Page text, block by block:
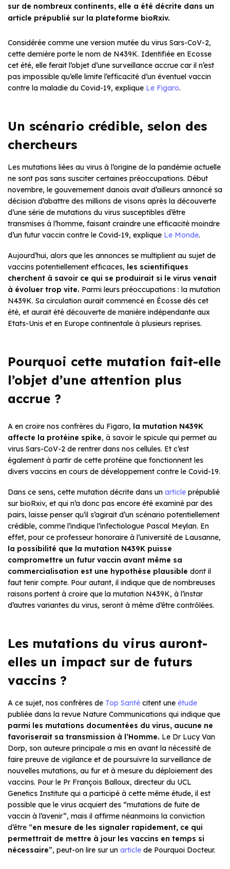
sur de nombreux continents, elle a été décrite dans un
article prépublié sur la plateforme bioRxiv.
Considérée comme une version mutée du virus Sars-CoV-2,
cette dernière porte le nom de N439K. Identifiée en Ecosse
cet été, elle ferait l’objet d’une surveillance accrue car il n’est
pas impossible qu’elle limite l’efficacité d’un éventuel vaccin
contre la maladie du Covid-19, explique Le Figaro.
Un scénario crédible, selon des
chercheurs
Les mutations liées au virus à l’origine de la pandémie actuelle
ne sont pas sans susciter certaines préoccupations. Début
novembre, le gouvernement danois avait d’ailleurs annoncé sa
décision d’abattre des millions de visons après la découverte
d’une série de mutations du virus susceptibles d’être
transmises à l’homme, faisant craindre une efficacité moindre
d’un futur vaccin contre le Covid-19, explique Le Monde.
Aujourd’hui, alors que les annonces se multiplient au sujet de
vaccins potentiellement efficaces, les scientifiques
cherchent à savoir ce qui se produirait si le virus venait
à évoluer trop vite. Parmi leurs préoccupations : la mutation
N439K. Sa circulation aurait commencé en Écosse dès cet
été, et aurait été découverte de manière indépendante aux
Etats-Unis et en Europe continentale à plusieurs reprises.
Pourquoi cette mutation fait-elle
l’objet d’une attention plus
accrue ?
A en croire nos confrères du Figaro, la mutation N439K
affecte la protéine spike, à savoir le spicule qui permet au
virus Sars-CoV-2 de rentrer dans nos cellules. Et c’est
également à partir de cette protéine que fonctionnent les
divers vaccins en cours de développement contre le Covid-19.
Dans ce sens, cette mutation décrite dans un article prépublié
sur bioRxiv, et qui n’a donc pas encore été examiné par des
pairs, laisse penser qu’il s’agirait d’un scénario potentiellement
crédible, comme l’indique l’infectiologue Pascal Meylan. En
effet, pour ce professeur honoraire à l’université de Lausanne,
la possibilité que la mutation N439K puisse
compromettre un futur vaccin avant même sa
commercialisation est une hypothèse plausible dont il
faut tenir compte. Pour autant, il indique que de nombreuses
raisons portent à croire que la mutation N439K, à l’instar
d’autres variantes du virus, seront à même d’être contrôlées.
Les mutations du virus auront-
elles un impact sur de futurs
vaccins ?
A ce sujet, nos confrères de Top Santé citent une étude
publiée dans la revue Nature Communications qui indique que
parmi les mutations documentées du virus, aucune ne
favoriserait sa transmission à l’Homme. Le Dr Lucy Van
Dorp, son auteure principale a mis en avant la nécessité de
faire preuve de vigilance et de poursuivre la surveillance de
nouvelles mutations, au fur et à mesure du déploiement des
vaccins. Pour le Pr François Balloux, directeur du UCL
Genetics Institute qui a participé à cette même étude, il est
possible que le virus acquiert des “mutations de fuite de
vaccin à l’avenir”, mais il affirme néanmoins la conviction
d’être “en mesure de les signaler rapidement, ce qui
permettrait de mettre à jour les vaccins en temps si
nécessaire”, peut-on lire sur un article de Pourquoi Docteur.